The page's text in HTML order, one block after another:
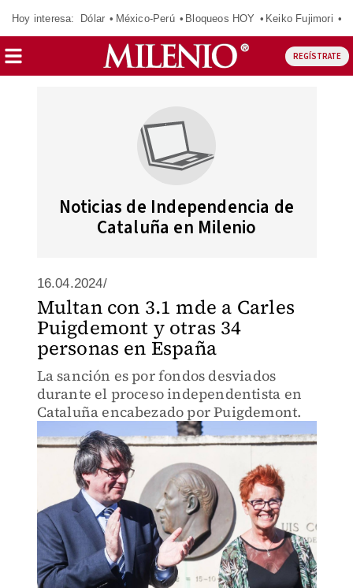
Hoy interesa: Dólar México-Perú Bloqueos HOY Keiko Fujimori
REGÍSTRATE
Noticias de Independencia de
Cataluña en Milenio
16.04.2024/
Multan con 3.1 mde a Carles
Puigdemont y otras 34
personas en España
La sanción es por fondos desviados
durante el proceso independentista en
Cataluña encabezado por Puigdemont.